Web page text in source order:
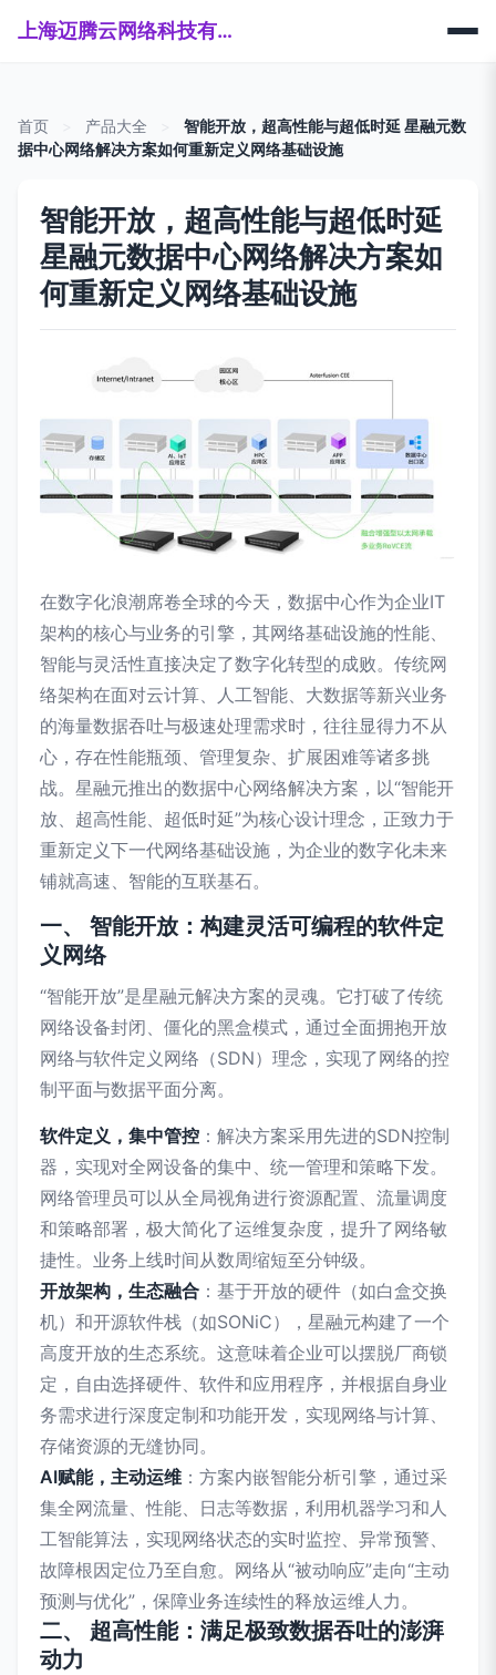
上海迈腾云网络科技有限公司
首页 产品大全
智能开放，超高性能与超低时延 星融元数
据中心网络解决方案如何重新定义网络基础设施
智能开放，超高性能与超低时延
星融元数据中心网络解决方案如
何重新定义网络基础设施
在数字化浪潮席卷全球的今天，数据中心作为企业IT
架构的核心与业务的引擎，其网络基础设施的性能、
智能与灵活性直接决定了数字化转型的成败。传统网
络架构在面对云计算、人工智能、大数据等新兴业务
的海量数据吞吐与极速处理需求时，往往显得力不从
心，存在性能瓶颈、管理复杂、扩展困难等诸多挑
战。星融元推出的数据中心网络解决方案，以“智能开
放、超高性能、超低时延”为核心设计理念，正致力于
重新定义下一代网络基础设施，为企业的数字化未来
铺就高速、智能的互联基石。
一、 智能开放：构建灵活可编程的软件定
义网络
“智能开放”是星融元解决方案的灵魂。它打破了传统
网络设备封闭、僵化的黑盒模式，通过全面拥抱开放
网络与软件定义网络（SDN）理念，实现了网络的控
制平面与数据平面分离。
软件定义，集中管控 ：解决方案采用先进的SDN控制
器，实现对全网设备的集中、统一管理和策略下发。
网络管理员可以从全局视角进行资源配置、流量调度
和策略部署，极大简化了运维复杂度，提升了网络敏
捷性。业务上线时间从数周缩短至分钟级。
开放架构，生态融合 ：基于开放的硬件（如白盒交换
机）和开源软件栈（如SONiC），星融元构建了一个
高度开放的生态系统。这意味着企业可以摆脱厂商锁
定，自由选择硬件、软件和应用程序，并根据自身业
务需求进行深度定制和功能开发，实现网络与计算、
存储资源的无缝协同。
AI赋能，主动运维 ：方案内嵌智能分析引擎，通过采
集全网流量、性能、日志等数据，利用机器学习和人
工智能算法，实现网络状态的实时监控、异常预警、
故障根因定位乃至自愈。网络从“被动响应”走向“主动
预测与优化”，保障业务连续性的释放运维人力。
二、 超高性能：满足极致数据吞吐的澎湃
动力